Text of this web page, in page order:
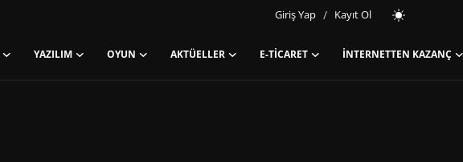
Giriş Yap / Kayıt Ol
YAZILIM OYUN AKTÜELLER E-TICARET İNTERNETTEN KAZANÇ